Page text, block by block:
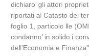
dichiaro’ gli attori
riportati al Catasto dei
foglio 1, particolo lle
condanno’ in solido i
dell’Economia e